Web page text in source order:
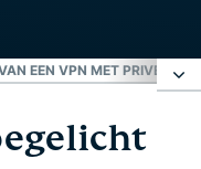
EEN VPN MET PRIVÉ DNS